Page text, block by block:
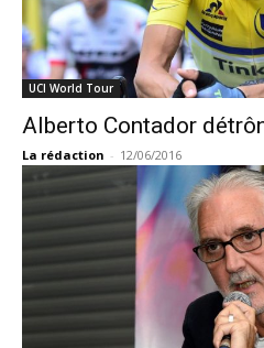
UCI World Tour
Alberto Contador
La rédaction - 12/06/2016